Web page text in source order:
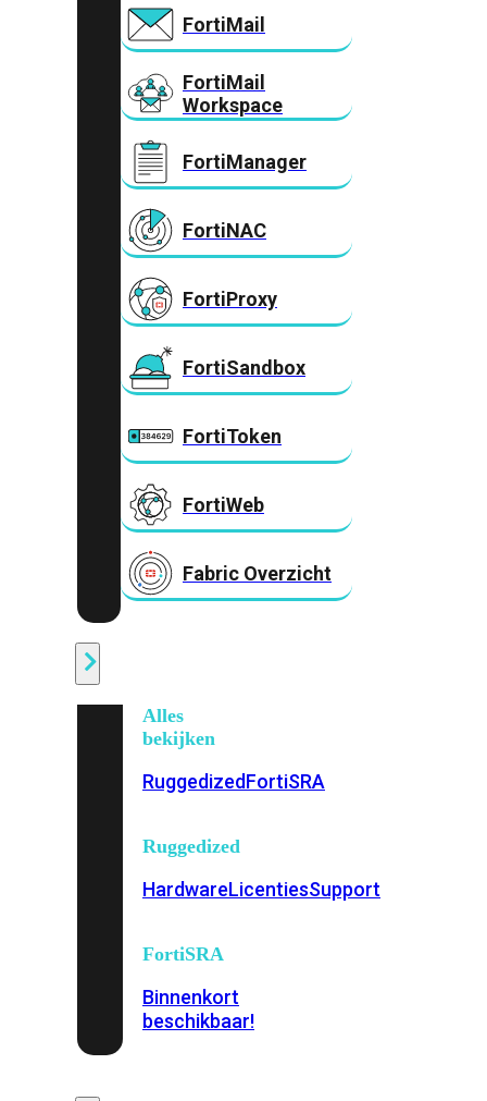
FortiMail
FortiMail
Workspace
FortiManager
FortiNAC
FortiProxy
FortiSandbox
FortiToken
FortiWeb
Fabric Overzicht
Alles
bekijken
RuggedizedFortiSRA
Ruggedized
HardwareLicentiesSupport
FortiSRA
Binnenkort
beschikbaar!